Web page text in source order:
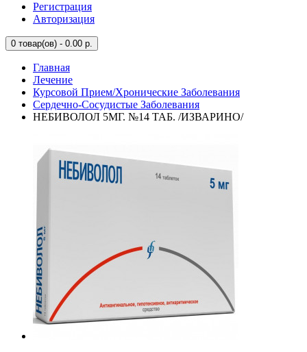
Регистрация
Авторизация
0 товар(ов) - 0.00 р.
Главная
Лечение
Курсовой Прием/Хронические Заболевания
Сердечно-Сосудистые Заболевания
НЕБИВОЛОЛ 5МГ. №14 ТАБ. /ИЗВАРИНО/